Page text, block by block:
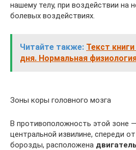
нашему телу, при воздействии на
болевых воздействиях.
Читайте также: Текст
дня. Нормальная
Зоны коры головного мозга
В противоположность этой зоне
центральной извилине, спереди
борозды, расположена